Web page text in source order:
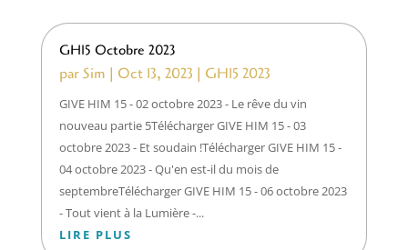
GH15 Octobre 2023
parSim | Oct 13, 2023 | GH15 2023
GIVE HIM 15 - 02 octobre 2023 - Le rêve du vin
nouveau partie 5Télécharger GIVE HIM 15 - 03
octobre 2023 - Et soudain !Télécharger GIVE HIM 15 -
04 octobre 2023 - Qu'en est-il du mois de
septembreTélécharger GIVE HIM 15 - 06 octobre 2023
- Tout vient à la Lumière -...
LIRE PLUS